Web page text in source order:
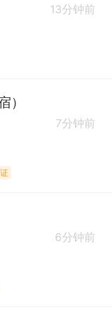
13分钟前
）
7分钟前
6分钟前